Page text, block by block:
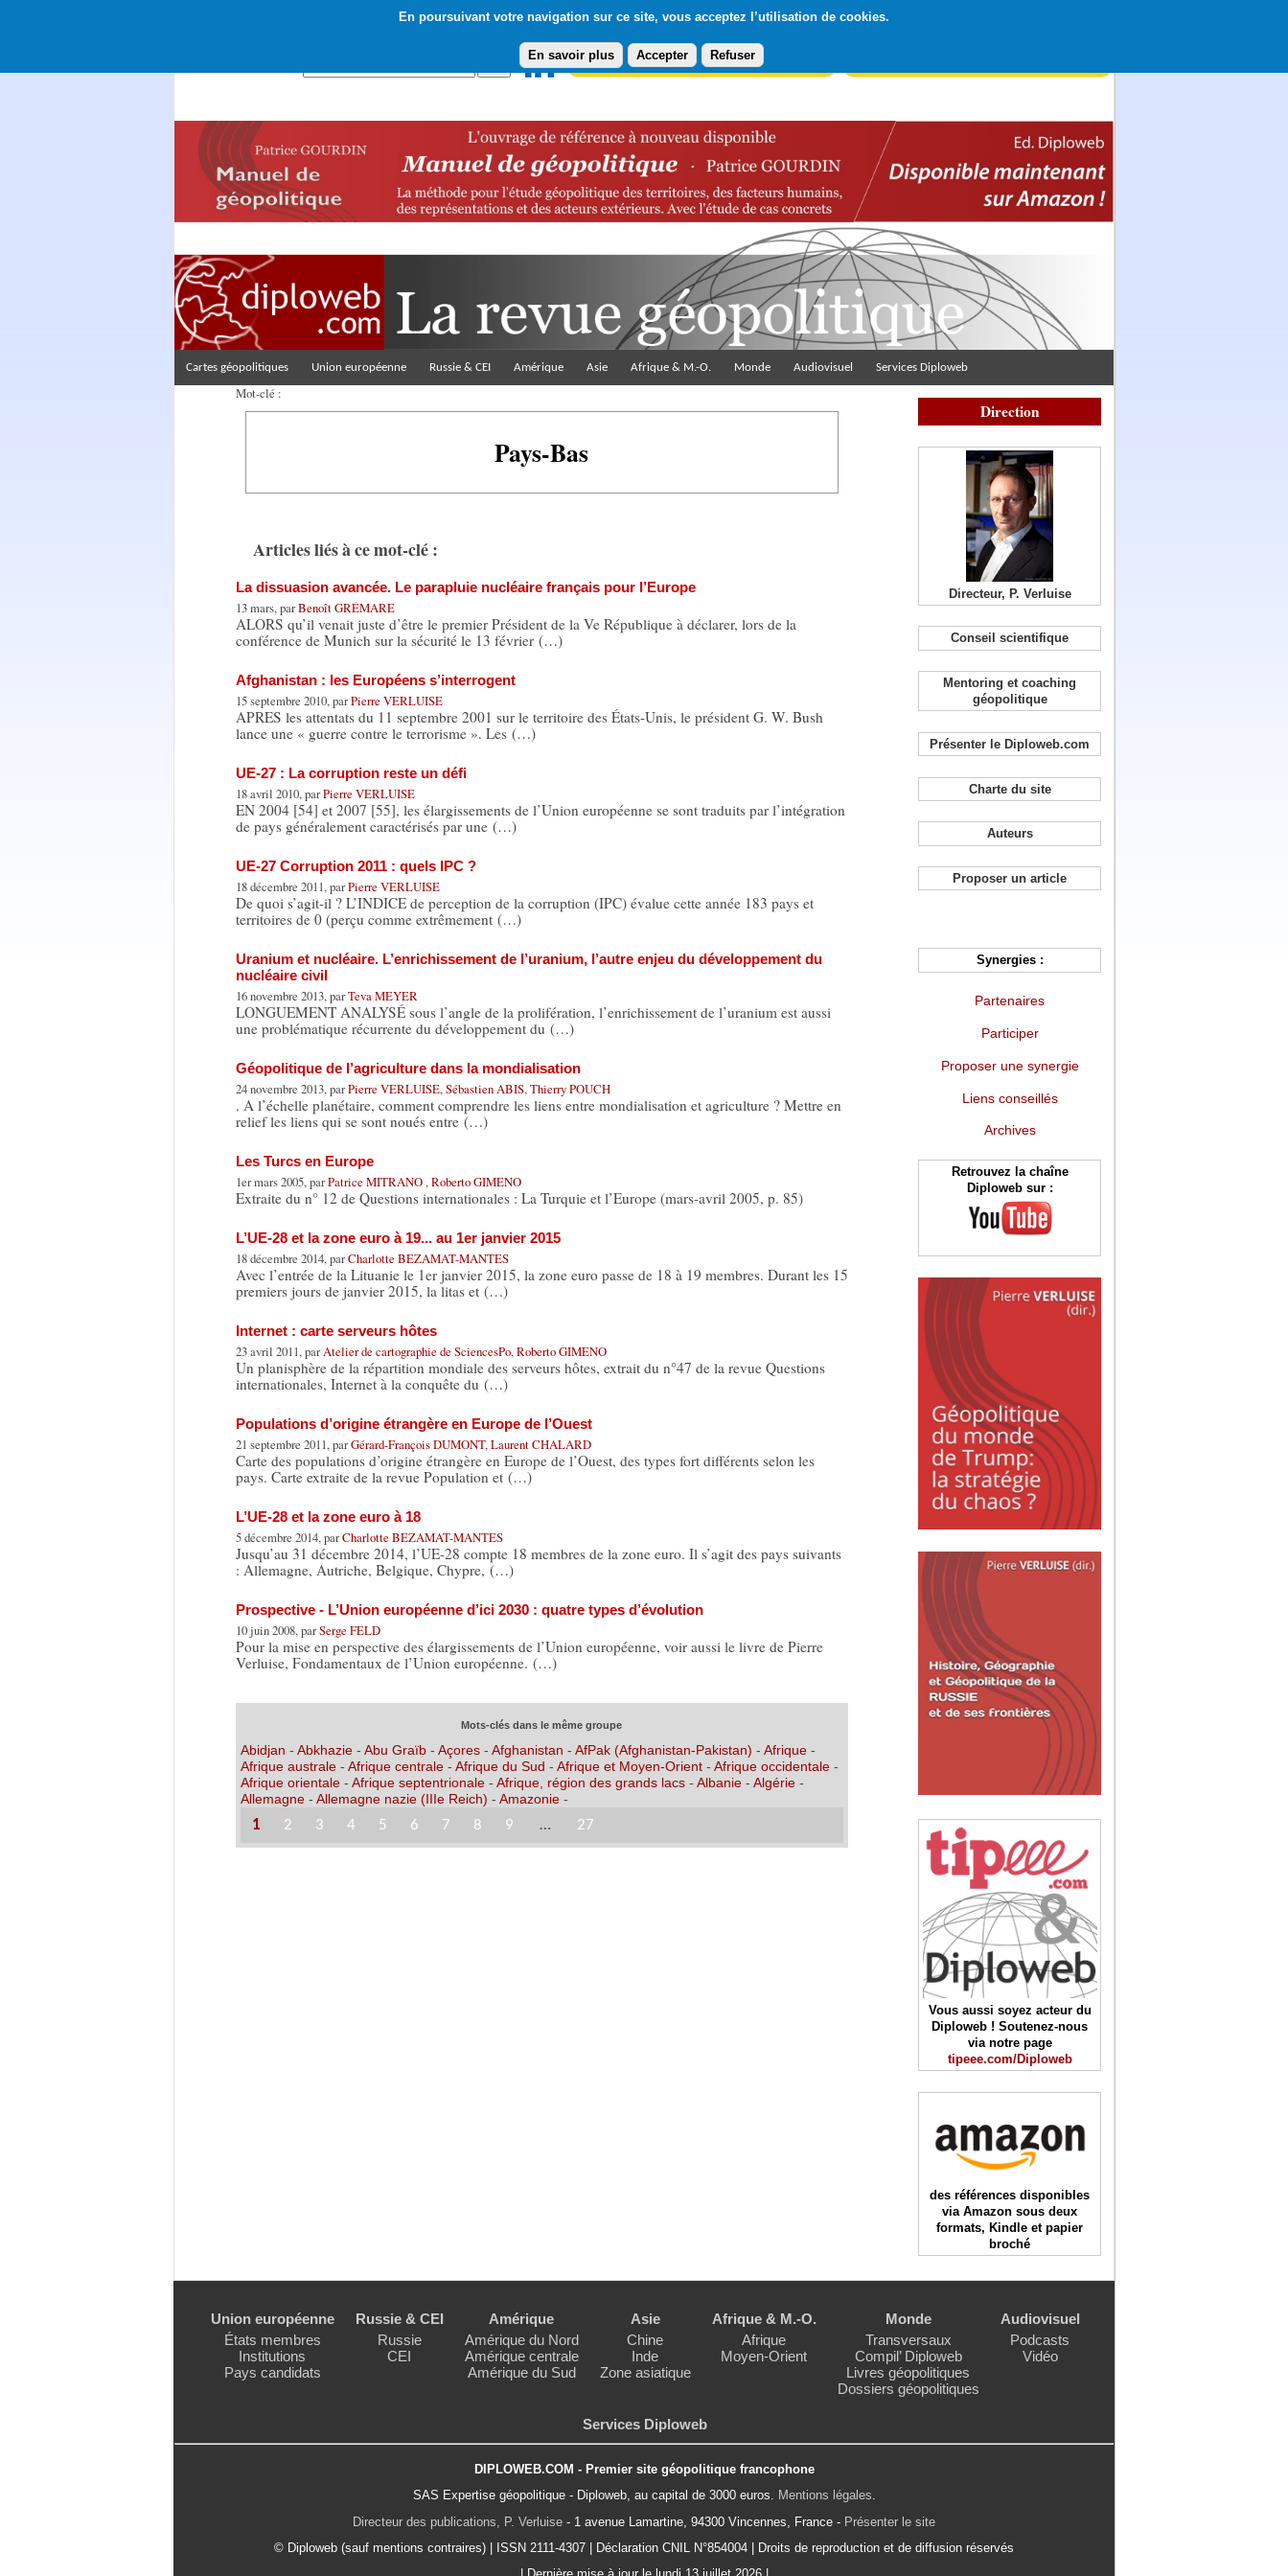
En poursuivant votre navigation sur ce site, vous acceptez l’utilisation de cookies.
En savoir plus Accepter Refuser
Abonnement gratuit à la Lettre du Diploweb
Cartes géopolitiques Union européenne Russie & CEI Amérique Asie Afrique & M.-O. Monde Audiovisuel Services Diploweb
Mot-clé :
Pays-Bas
Articles liés à ce mot-clé :
La dissuasion avancée. Le parapluie nucléaire français pour l’Europe
13 mars, parBenoît GRÉMARE
ALORS qu’il venait juste d’être le premier Président de la Ve République à déclarer, lors de la
conférence de Munich sur la sécurité le 13 février (…)
Afghanistan : les Européens s’interrogent
15 septembre 2010, parPierre VERLUISE
APRES les attentats du 11 septembre 2001 sur le territoire des États-Unis, le président G. W. Bush
lance une « guerre contre le terrorisme ». Les (…)
UE-27 : La corruption reste un défi
18 avril 2010, parPierre VERLUISE
EN 2004 [54] et 2007 [55], les élargissements de l’Union européenne se sont traduits par l’intégration
de pays généralement caractérisés par une (…)
UE-27 Corruption 2011 : quels IPC ?
18 décembre 2011, parPierre VERLUISE
De quoi s’agit-il ? L’INDICE de perception de la corruption (IPC) évalue cette année 183 pays et
territoires de 0 (perçu comme extrêmement (…)
Uranium et nucléaire. L’enrichissement de l’uranium, l’autre enjeu du développement du
nucléaire civil
16 novembre 2013, parTeva MEYER
LONGUEMENT ANALYSÉ sous l’angle de la prolifération, l’enrichissement de l’uranium est aussi
une problématique récurrente du développement du (…)
Géopolitique de l’agriculture dans la mondialisation
24 novembre 2013, parPierre VERLUISE,Sébastien ABIS,Thierry POUCH
. A l’échelle planétaire, comment comprendre les liens entre mondialisation et agriculture ? Mettre en
relief les liens qui se sont noués entre (…)
Les Turcs en Europe
1er mars 2005, parPatrice MITRANO,Roberto GIMENO
Extraite du n° 12 de Questions internationales : La Turquie et l’Europe (mars-avril 2005, p. 85)
L’UE-28 et la zone euro à 19... au 1er janvier 2015
18 décembre 2014, parCharlotte BEZAMAT-MANTES
Avec l’entrée de la Lituanie le 1er janvier 2015, la zone euro passe de 18 à 19 membres. Durant les 15
premiers jours de janvier 2015, la litas et (…)
Internet : carte serveurs hôtes
23 avril 2011, parAtelier de cartographie de SciencesPo,Roberto GIMENO
Un planisphère de la répartition mondiale des serveurs hôtes, extrait du n°47 de la revue Questions
internationales, Internet à la conquête du (…)
Populations d’origine étrangère en Europe de l’Ouest
21 septembre 2011, parGérard-François DUMONT,Laurent CHALARD
Carte des populations d’origine étrangère en Europe de l’Ouest, des types fort différents selon les
pays. Carte extraite de la revue Population et (…)
L’UE-28 et la zone euro à 18
5 décembre 2014, parCharlotte BEZAMAT-MANTES
Jusqu’au 31 décembre 2014, l’UE-28 compte 18 membres de la zone euro. Il s’agit des pays suivants
: Allemagne, Autriche, Belgique, Chypre, (…)
Prospective - L’Union européenne d’ici 2030 : quatre types d’évolution
10 juin 2008, parSerge FELD
Pour la mise en perspective des élargissements de l’Union européenne, voir aussi le livre de Pierre
Verluise, Fondamentaux de l’Union européenne. (…)
Mots-clés dans le même groupe
Abidjan - Abkhazie- Abu Graïb- Açores- Afghanistan - AfPak (Afghanistan-Pakistan) - Afrique-
Afrique australe- Afrique centrale - Afrique du Sud - Afrique et Moyen-Orient - Afrique occidentale -
Afrique orientale - Afrique septentrionale - Afrique, région des grands lacs- Albanie - Algérie -
Allemagne - Allemagne nazie (IIIe Reich) - Amazonie-
1 2 3 4 5 6 7 8 9 … 27
Direction
Directeur, P. Verluise
Conseil scientifique
Mentoring et coaching
géopolitique
Présenter le Diploweb.com
Charte du site
Auteurs
Proposer un article
Synergies :
Partenaires
Participer
Proposer une synergie
Liens conseillés
Archives
Retrouvez la chaîne
Diploweb sur :
Vous aussi soyez acteur du
Diploweb ! Soutenez-nous
via notre page
tipeee.com/Diploweb
des références disponibles
via Amazon sous deux
formats, Kindle et papier
broché
Union européenne
États membres
Institutions
Pays candidats
Russie & CEI
Russie
CEI
Amérique
Amérique du Nord
Amérique centrale
Amérique du Sud
Asie
Chine
Inde
Zone asiatique
Afrique & M.-O.
Afrique
Moyen-Orient
Monde
Transversaux
Compil’ Diploweb
Livres géopolitiques
Dossiers géopolitiques
Audiovisuel
Podcasts
Vidéo
Services Diploweb
DIPLOWEB.COM - Premier site géopolitique francophone
SAS Expertise géopolitique - Diploweb, au capital de 3000 euros. Mentions légales.
Directeur des publications, P. Verluise - 1 avenue Lamartine, 94300 Vincennes, France - Présenter le site
© Diploweb (sauf mentions contraires) | ISSN 2111-4307 | Déclaration CNIL N°854004 | Droits de reproduction et de diffusion réservés